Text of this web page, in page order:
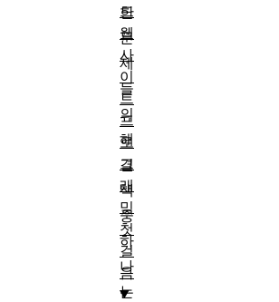
한
문
제
들
의
해
결
책
중
하
나
는
드
웹
사
이
트
프
로
그
래
밍
첫
걸
음